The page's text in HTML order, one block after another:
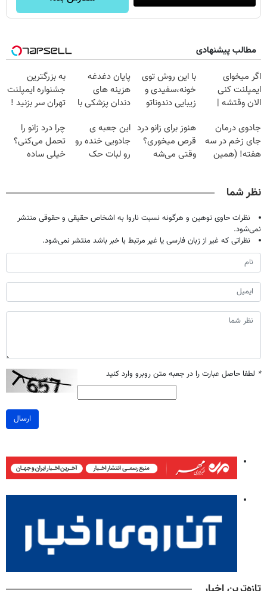
مطالب پیشنهادی
اگر میخوای
ایمپلنت کنی
الان وقتشه |
میلیون تومان!!!
با این روش توی
خونه،سفیدی و
زیبایی دندوناتو
(40%off)
پایان دغدغه
هزینه های
دندان پزشکی با
خانگی
به بزرگترین
جشنواره ایمپلنت
تهران سر بزنید !
میلیون !
جادوی درمان
جای زخم در سه
هفته! (همین
هنوز برای زانو درد
قرص میخوری؟
وقتی می‌شه
این جعبه ی
جادویی خنده رو
رو لبات حک
چرا درد زانو را
تحمل می‌کنی؟
خیلی ساده
نظر شما
نظرات حاوی توهین و هرگونه نسبت ناروا به اشخاص حقیقی و حقوقی منتشر
نمی‌شود.
نظراتی که غیر از زبان فارسی یا غیر مرتبط با خبر باشد منتشر نمی‌شود.
* لطفا حاصل عبارت را در جعبه متن روبرو وارد کنید
ارسال